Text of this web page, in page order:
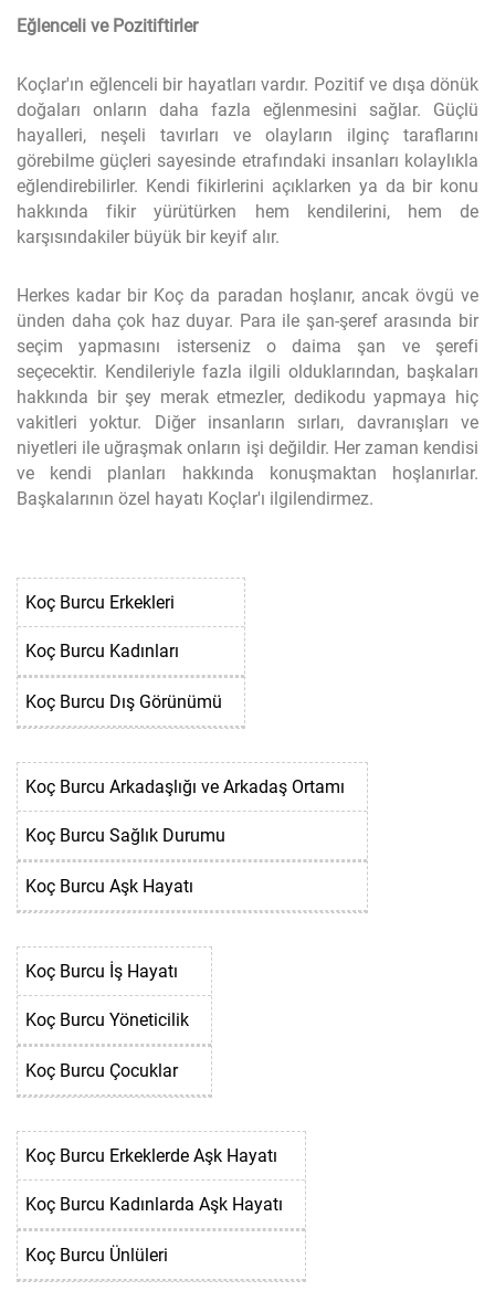
Eğlenceli ve Pozitiftirler
Koçlar'ın eğlenceli bir hayatları vardır. Pozitif ve dışa dönük
doğaları onların daha fazla eğlenmesini sağlar. Güçlü
hayalleri, neşeli tavırları ve olayların ilginç taraflarını
görebilme güçleri sayesinde etrafındaki insanları kolaylıkla
eğlendirebilirler. Kendi fikirlerini açıklarken ya da bir konu
hakkında fikir yürütürken hem kendilerini, hem de
karşısındakiler büyük bir keyif alır.
Herkes kadar bir Koç da paradan hoşlanır, ancak övgü ve
ünden daha çok haz duyar. Para ile şan-şeref arasında bir
seçim yapmasını isterseniz o daima şan ve şerefi
seçecektir. Kendileriyle fazla ilgili olduklarından, başkaları
hakkında bir şey merak etmezler, dedikodu yapmaya hiç
vakitleri yoktur. Diğer insanların sırları, davranışları ve
niyetleri ile uğraşmak onların işi değildir. Her zaman kendisi
ve kendi planları hakkında konuşmaktan hoşlanırlar.
Başkalarının özel hayatı Koçlar'ı ilgilendirmez.
Koç Burcu Erkekleri
Koç Burcu Kadınları
Koç Burcu Dış Görünümü
Koç Burcu Arkadaşlığı ve Arkadaş Ortamı
Koç Burcu Sağlık Durumu
Koç Burcu Aşk Hayatı
Koç Burcu İş Hayatı
Koç Burcu Yöneticilik
Koç Burcu Çocuklar
Koç Burcu Erkeklerde Aşk Hayatı
Koç Burcu Kadınlarda Aşk Hayatı
Koç Burcu Ünlüleri